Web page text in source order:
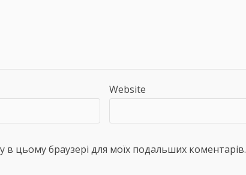
Website
в цьому браузері для моїх подальших коментарів.